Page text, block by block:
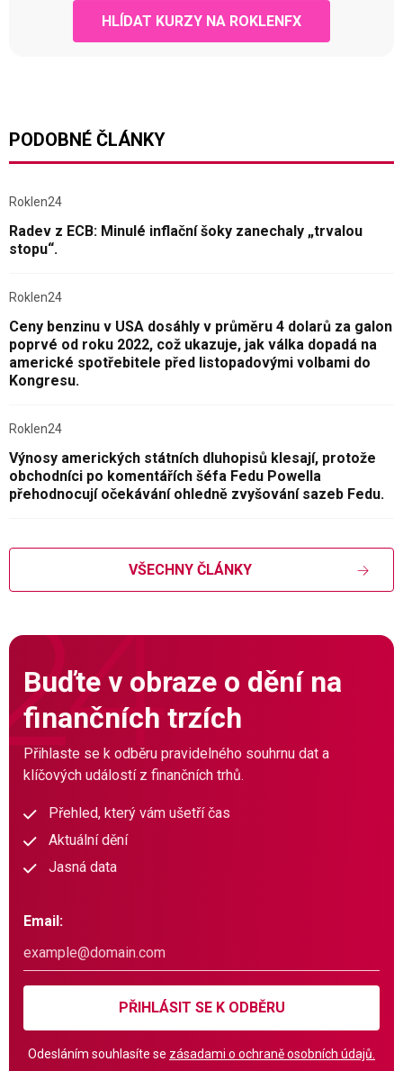
HLÍDAT KURZY NA ROKLENFX
PODOBNÉ ČLÁNKY
Roklen24
Radev z ECB: Minulé inflační šoky zanechaly „trvalou
stopu“.
Roklen24
Ceny benzinu v USA dosáhly v průměru 4 dolarů za galon
poprvé od roku 2022, což ukazuje, jak válka dopadá na
americké spotřebitele před listopadovými volbami do
Kongresu.
Roklen24
Výnosy amerických státních dluhopisů klesají, protože
obchodníci po komentářích šéfa Fedu Powella
přehodnocují očekávání ohledně zvyšování sazeb Fedu.
VŠECHNY ČLÁNKY
Buďte v obraze o dění na
finančních trzích
Přihlaste se k odběru pravidelného souhrnu dat a
klíčových událostí z finančních trhů.
Přehled, který vám ušetří čas
Aktuální dění
Jasná data
Email:
PŘIHLÁSIT SE K ODBĚRU
Odesláním souhlasíte se zásadami o ochraně osobních údajů.